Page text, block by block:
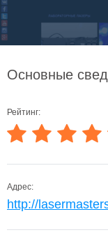
Основные
Рейтинг:
Адрес:
http://